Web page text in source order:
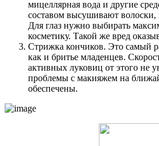
мицеллярная вода и другие
составом высушивают волоски,
Для глаз нужно выбирать
косметику. Такой же вред
Стрижка кончиков. Это самый
как и бритье младенцев.
активных луковиц от этого не
проблемы с макияжем на
обеспечены.